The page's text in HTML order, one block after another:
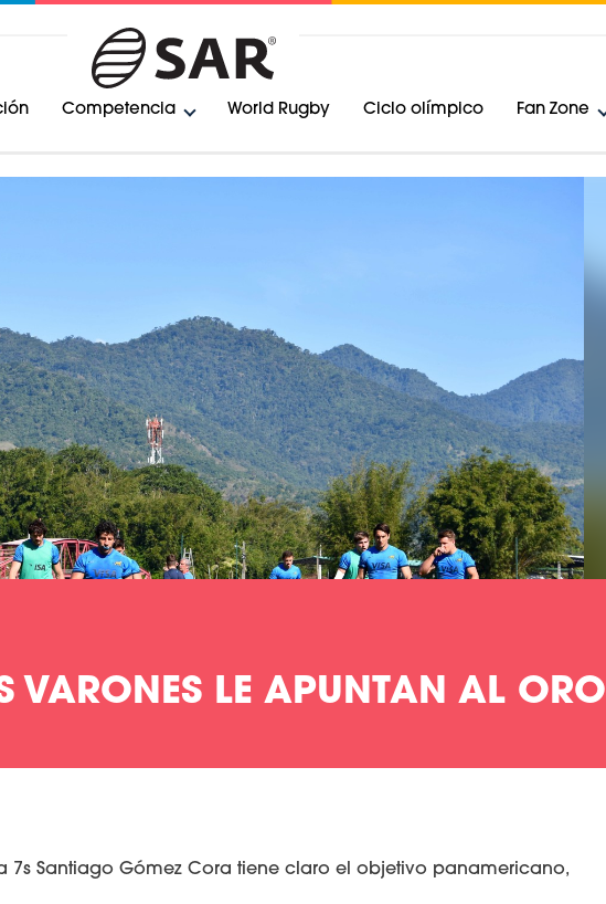
Competencia World Rugby Ciclo olímpico Fan Zone
VARONES LE APUNTAN AL ORO
7s Santiago Gómez Cora tiene claro el objetivo panamericano,